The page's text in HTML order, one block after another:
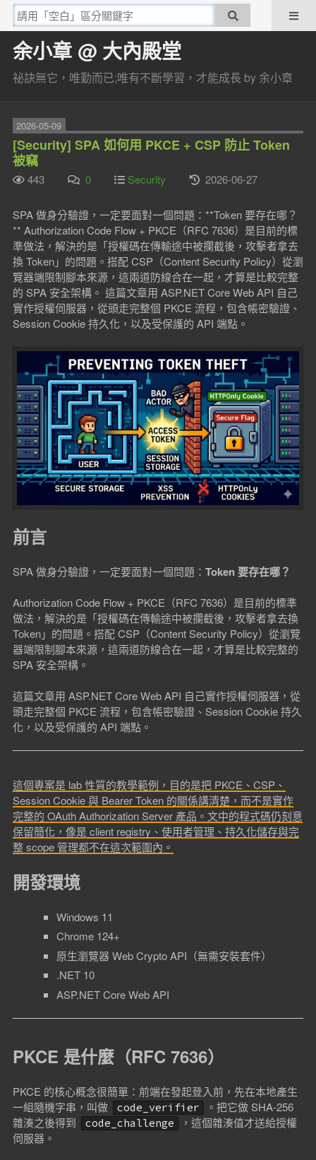
余小章 @ 大內殿堂
祕訣無它，唯勤而已;唯有不斷學習，才能成長 by 余小章
2026-05-09
[Security] SPA 如何用 PKCE + CSP 防止 Token
被竊
443 0 Security 2026-06-27
SPA 做身分驗證，一定要面對一個問題：**Token 要存在哪？
** Authorization Code Flow + PKCE（RFC 7636）是目前的標
準做法，解決的是「授權碼在傳輸途中被攔截後，攻擊者拿去
換 Token」的問題。搭配 CSP（Content Security Policy）從瀏
覽器端限制腳本來源，這兩道防線合在一起，才算是比較完整
的 SPA 安全架構。 這篇文章用 ASP.NET Core Web API 自己
實作授權伺服器，從頭走完整個 PKCE 流程，包含帳密驗證、
Session Cookie 持久化，以及受保護的 API 端點。
前言
SPA 做身分驗證，一定要面對一個問題： Token 要存在哪？
Authorization Code Flow + PKCE（RFC 7636）是目前的標準
做法，解決的是「授權碼在傳輸途中被攔截後，攻擊者拿去換
Token」的問題。搭配 CSP（Content Security Policy）從瀏覽
器端限制腳本來源，這兩道防線合在一起，才算是比較完整的
SPA 安全架構。
這篇文章用 ASP.NET Core Web API 自己實作授權伺服器，從
頭走完整個 PKCE 流程，包含帳密驗證、Session Cookie 持久
化，以及受保護的 API 端點。
這個專案是 lab 性質的教學範例，目的是把 PKCE、CSP、
Session Cookie 與 Bearer Token 的關係講清楚，而不是實作
完整的 OAuth Authorization Server 產品。文中的程式碼仍刻意
保留簡化，像是 client registry、使用者管理、持久化儲存與完
整 scope 管理都不在這次範圍內。
開發環境
Windows 11
Chrome 124+
原生瀏覽器 Web Crypto API（無需安裝套件）
.NET 10
ASP.NET Core Web API
PKCE 是什麼（RFC 7636）
PKCE 的核心概念很簡單：前端在發起登入前，先在本地產生
一組隨機字串，叫做
code_verifier
。把它做 SHA-256
雜湊之後得到
code_challenge
，這個雜湊值才送給授權
伺服器。